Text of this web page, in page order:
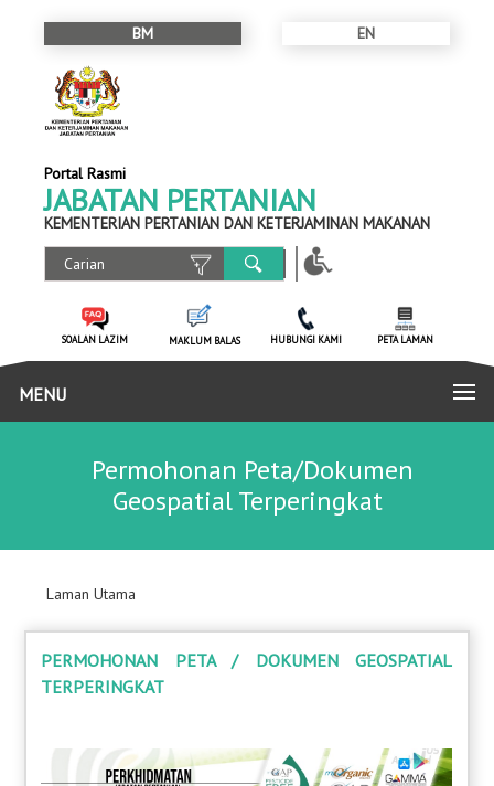
BM EN
Portal Rasmi
JABATAN PERTANIAN
KEMENTERIAN PERTANIAN DAN KETERJAMINAN MAKANAN
SOALAN LAZIM MAKLUM BALAS HUBUNGI KAMI PETA LAMAN
MENU
Permohonan Peta/Dokumen
Geospatial Terperingkat
Laman Utama
PERMOHONAN PETA / DOKUMEN GEOSPATIAL
TERPERINGKAT